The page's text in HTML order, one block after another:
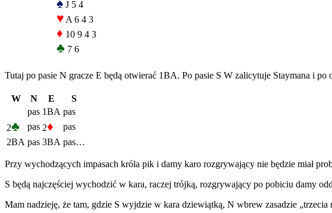
♠ J 5 4
♥ A 6 4 3
♦ 10 9 4 3
♣ 7 6
Tutaj po pasie N gracze E będą otwierać 1BA. Po pasie S W zalicytuje Staymana i po
W N E
S
pas 1BA pas
2♣ pas 2♦
pas
2BA pas 3BA pas…
Przy wychodzących impasach króla pik i damy karo rozgrywający nie będzie miał
S będą najczęściej wychodzić w kara, raczej trójką, rozgrywający po pobiciu damy
Mam nadzieję, że tam, gdzie S wyjdzie w kara dziewiątką, N wbrew zasadzie